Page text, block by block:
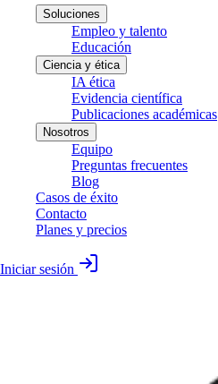
Soluciones
Empleo y talento
Educación
Ciencia y ética
IA ética
Evidencia científica
Publicaciones académicas
Nosotros
Equipo
Preguntas frecuentes
Blog
Casos de éxito
Contacto
Planes y precios
Iniciar sesión